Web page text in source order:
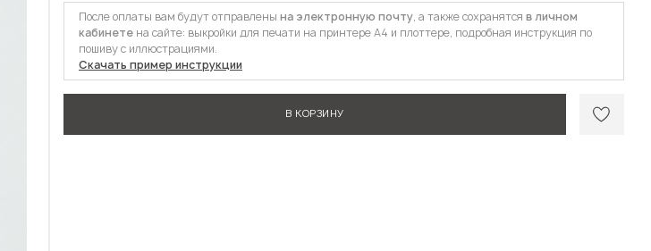
После оплаты вам будут отправлены на электронную почту, а также сохранятся в личном
кабинете на сайте: выкройки для печати на принтере А4 и плоттере, подробная инструкция по
пошиву с иллюстрациями.
Скачать пример инструкции
В КОРЗИНУ